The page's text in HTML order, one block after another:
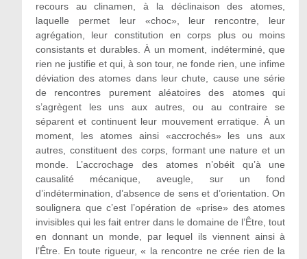
recours au clinamen, à la déclinaison des atomes,
laquelle permet leur «choc», leur rencontre, leur
agrégation, leur constitution en corps plus ou moins
consistants et durables. À un moment, indéterminé, que
rien ne justifie et qui, à son tour, ne fonde rien, une infime
déviation des atomes dans leur chute, cause une série
de rencontres purement aléatoires des atomes qui
s’agrègent les uns aux autres, ou au contraire se
séparent et continuent leur mouvement erratique. À un
moment, les atomes ainsi «accrochés» les uns aux
autres, constituent des corps, formant une nature et un
monde. L’accrochage des atomes n’obéit qu’à une
causalité mécanique, aveugle, sur un fond
d’indétermination, d’absence de sens et d’orientation. On
soulignera que c’est l’opération de «prise» des atomes
invisibles qui les fait entrer dans le domaine de l’Être, tout
en donnant un monde, par lequel ils viennent ainsi à
l’Être. En toute rigueur, « la rencontre ne crée rien de la